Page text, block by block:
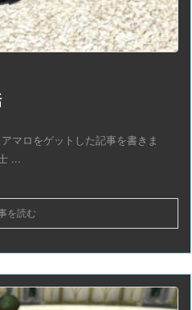
マロをゲットした記事を書きま
...
を読む